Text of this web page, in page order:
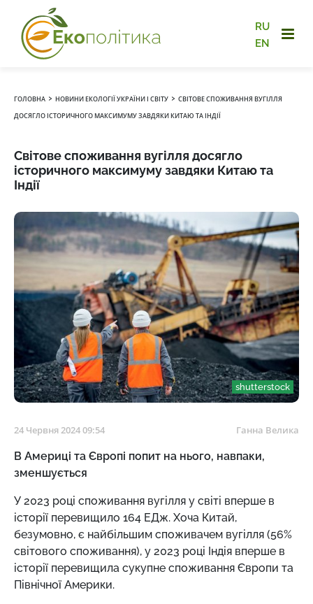
RU
EN
ГОЛОВНА › НОВИНИ ЕКОЛОГІЇ УКРАЇНИ І СВІТУ › СВІТОВЕ СПОЖИВАННЯ ВУГІЛЛЯ
ДОСЯГЛО ІСТОРИЧНОГО МАКСИМУМУ ЗАВДЯКИ КИТАЮ ТА ІНДІЇ
Світове споживання вугілля досягло
історичного максимуму завдяки Китаю та
Індії
shutterstock
24 Червня 2024 09:54 Ганна Велика
В Америці та Європі попит на нього, навпаки,
зменшується
У 2023 році споживання вугілля у світі вперше в
історії перевищило 164 ЕДж. Хоча Китай,
безумовно, є найбільшим споживачем вугілля (56%
світового споживання), у 2023 році Індія вперше в
історії перевищила сукупне споживання Європи та
Північної Америки.